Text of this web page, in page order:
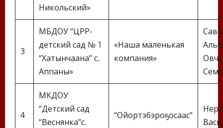
Никольский»
3
МБДОУ “ЦРР-
детский сад № 1
“Хатынчаана” с.
Аппаны»
«Наша маленькая
компания»
4
МКДОУ
“Детский сад
“Веснянка”с.
“Ойортэбэроҕосаас”